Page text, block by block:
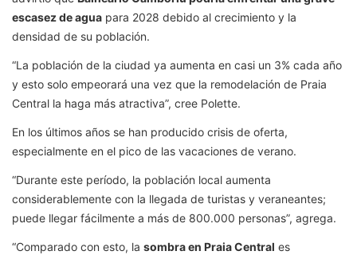
escasez de agua para 2028 debido al crecimiento y la
densidad de su población.
“La población de la ciudad ya aumenta en casi un 3% cada año
y esto solo empeorará una vez que la remodelación de Praia
Central la haga más atractiva”, cree Polette.
En los últimos años se han producido crisis de oferta,
especialmente en el pico de las vacaciones de verano.
“Durante este período, la población local aumenta
considerablemente con la llegada de turistas y veraneantes;
puede llegar fácilmente a más de 800.000 personas”, agrega.
“Comparado con esto, la sombra en Praia Central es